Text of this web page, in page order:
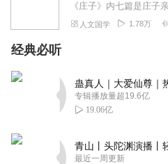
人文国学 1.78万
经典必听
专辑播放量超19.6亿
19.06亿
最近一周更新